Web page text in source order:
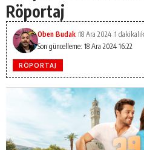
Röportaj
Son güncelleme: 18 Ara 2024 16:22
Oben Budak 18 Ara 2024 1
RÖPORTAJ